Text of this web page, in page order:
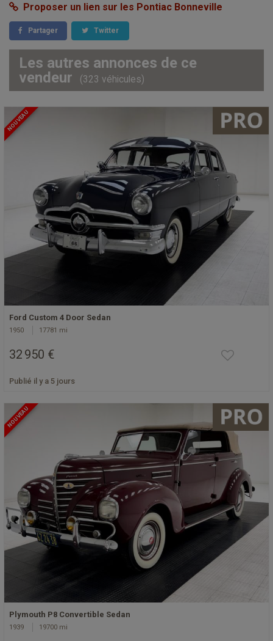
Proposer un lien sur les Pontiac Bonneville
Partager Twitter
Les autres annonces de ce
vendeur
(323 véhicules)
NOUVEAU
Ford Custom 4 Door Sedan
1950 17781 mi
32 950 €
Publié il y a 5 jours
NOUVEAU
Plymouth P8 Convertible Sedan
1939 19700 mi